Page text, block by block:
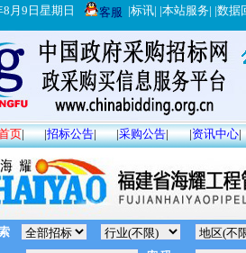
8月9日星期日 客服 |标讯| |本站服务| |数据
页| |招标公告| |采购公告| |资讯中心|